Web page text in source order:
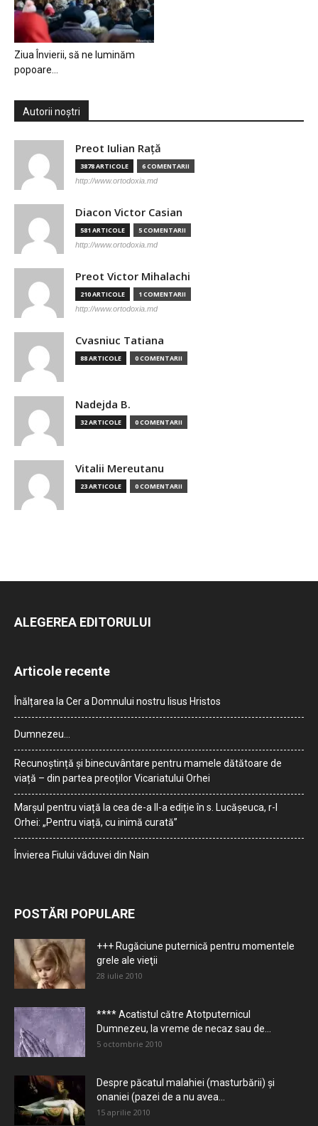
Ziua Învierii, să ne luminăm
popoare…
Autorii noștri
Preot Iulian Raţă
3878 ARTICOLE 6 COMENTARII
http://www.ortodoxia.md
Diacon Victor Casian
581 ARTICOLE 5 COMENTARII
http://www.ortodoxia.md
Preot Victor Mihalachi
210 ARTICOLE 1 COMENTARII
http://www.ortodoxia.md
Cvasniuc Tatiana
88 ARTICOLE 0 COMENTARII
Nadejda B.
32 ARTICOLE 0 COMENTARII
Vitalii Mereutanu
23 ARTICOLE 0 COMENTARII
ALEGEREA EDITORULUI
Articole recente
Înălțarea la Cer a Domnului nostru Iisus Hristos
Dumnezeu…
Recunoștință și binecuvântare pentru mamele dătătoare de
viață – din partea preoților Vicariatului Orhei
Marșul pentru viață la cea de-a II-a ediție în s. Lucășeuca, r-l
Orhei: „Pentru viață, cu inimă curată”
Învierea Fiului văduvei din Nain
POSTĂRI POPULARE
+++ Rugăciune puternică pentru momentele
grele ale vieţii
28 iulie 2010
**** Acatistul către Atotputernicul
Dumnezeu, la vreme de necaz sau de...
5 octombrie 2010
Despre păcatul malahiei (masturbării) şi
onaniei (pazei de a nu avea...
15 aprilie 2010